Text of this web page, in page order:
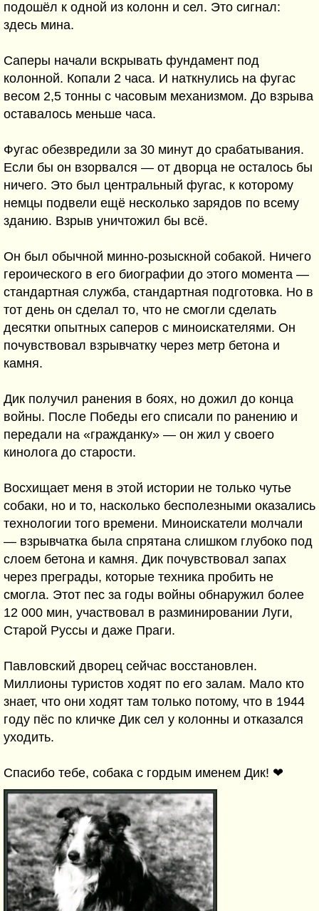
подошёл к одной из колонн и сел. Это сигнал:
здесь мина.
Саперы начали вскрывать фундамент под
колонной. Копали 2 часа. И наткнулись на фугас
весом 2,5 тонны с часовым механизмом. До взрыва
оставалось меньше часа.
Фугас обезвредили за 30 минут до срабатывания.
Если бы он взорвался — от дворца не осталось бы
ничего. Это был центральный фугас, к которому
немцы подвели ещё несколько зарядов по всему
зданию. Взрыв уничтожил бы всё.
Он был обычной минно-розыскной собакой. Ничего
героического в его биографии до этого момента —
стандартная служба, стандартная подготовка. Но в
тот день он сделал то, что не смогли сделать
десятки опытных саперов с миноискателями. Он
почувствовал взрывчатку через метр бетона и
камня.
Дик получил ранения в боях, но дожил до конца
войны. После Победы его списали по ранению и
передали на «гражданку» — он жил у своего
кинолога до старости.
Восхищает меня в этой истории не только чутье
собаки, но и то, насколько бесполезными оказались
технологии того времени. Миноискатели молчали
— взрывчатка была спрятана слишком глубоко под
слоем бетона и камня. Дик почувствовал запах
через преграды, которые техника пробить не
смогла. Этот пес за годы войны обнаружил более
12 000 мин, участвовал в разминировании Луги,
Старой Руссы и даже Праги.
Павловский дворец сейчас восстановлен.
Миллионы туристов ходят по его залам. Мало кто
знает, что они ходят там только потому, что в 1944
году пёс по кличке Дик сел у колонны и отказался
уходить.
Спасибо тебе, собака с гордым именем Дик! ❤